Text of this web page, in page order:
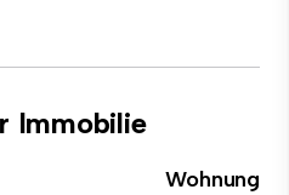
Immobilie
Wohnung